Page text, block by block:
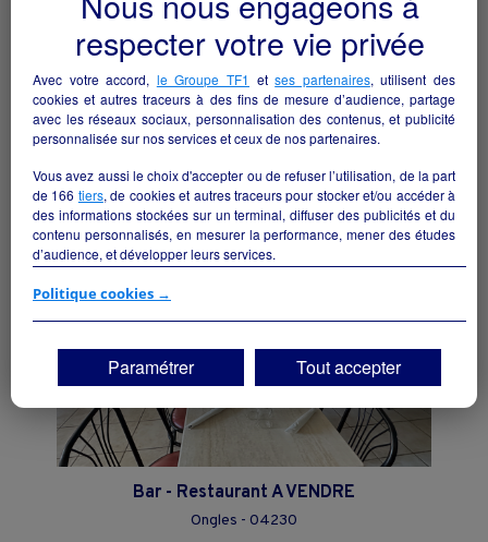
Fond de commerce : bar licence III
La Roquebrussanne - 83136
Hôtellerie et restauration particulier
Bar - Restaurant A VENDRE
Ongles - 04230
respecter votre vie privée
Avec votre accord, le Groupe TF1 etses partenaires, utilisent des
cookies et autres traceurs à des fins de mesure d’audience, partage
avec les réseaux sociaux, personnalisation des contenus, et publicité
personnalisée sur nos services et ceux de nos partenaires.
Vous avez aussi le choix d'accepter ou de refuser l’utilisation, de la part
de 166 tiers, de cookies et autres traceurs pour stocker et/ou accéder à
des informations stockées sur un terminal, diffuser des publicités et du
contenu personnalisés, en mesurer la performance, mener des études
d’audience, et développer leurs services.
Si vous continuez sans accepter, les fonctionnalités liées à la
vos centres d'intérêt. Seuls lescookies/traceurs techniquesseront
déposés et lus sur votre terminal.
Vous pouvez exprimer vos choix en cliquant sur "Tout accepter",
"Continuer sans accepter" ou "Paramétrer", et les modifier à tout
moment en cliquant sur le lien "Paramétrez vos choix" situé en bas de
page.
Politique cookies →
Paramétrer Tout accepter